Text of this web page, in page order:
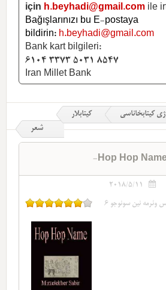
için h.beyhadi@gmail.com ile
Bağışlarınızı bu E-postaya
bildirin: h.beyhadi@gmail.com
Bank kart bilgileri:
6104 3373 5031 8547
Iran Millet Bank
کیتابخاناسی
کیتابلار
شعر
Hop Hop
2018/5/11
وئرمه نین سونوجو 6